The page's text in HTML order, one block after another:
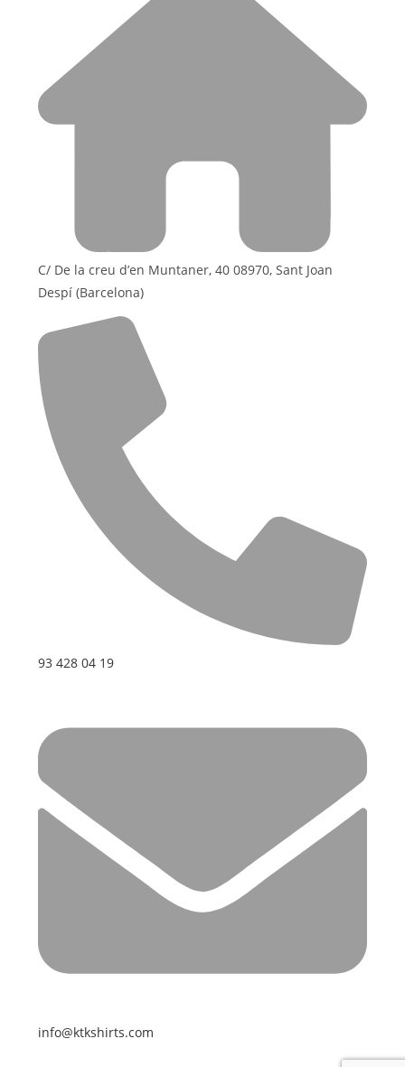
C/ De la creu d’en Muntaner, 40 08970, Sant Joan
Despí (Barcelona)
93 428 04 19
info@ktkshirts.com